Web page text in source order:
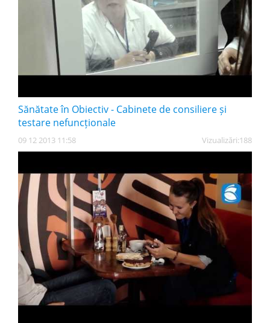
Sănătate în Obiectiv - Cabinete de consiliere și
testare nefuncționale
Vizualizări:188
09 12 2013 11:58